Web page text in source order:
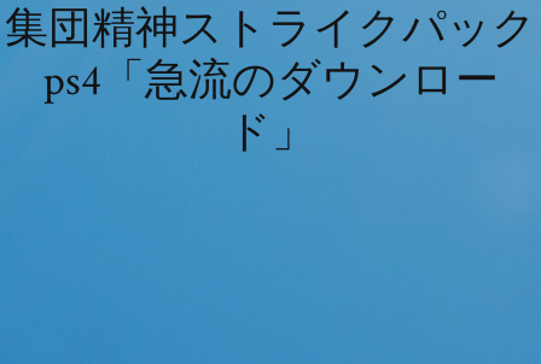
集団精神ストライクパック
ps4「急流のダウンロー
ド」